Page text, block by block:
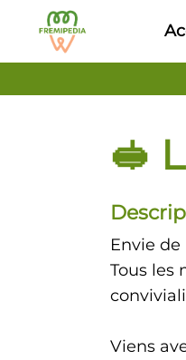
Aller au contenu
🥪
Envie
Tous les
Viens